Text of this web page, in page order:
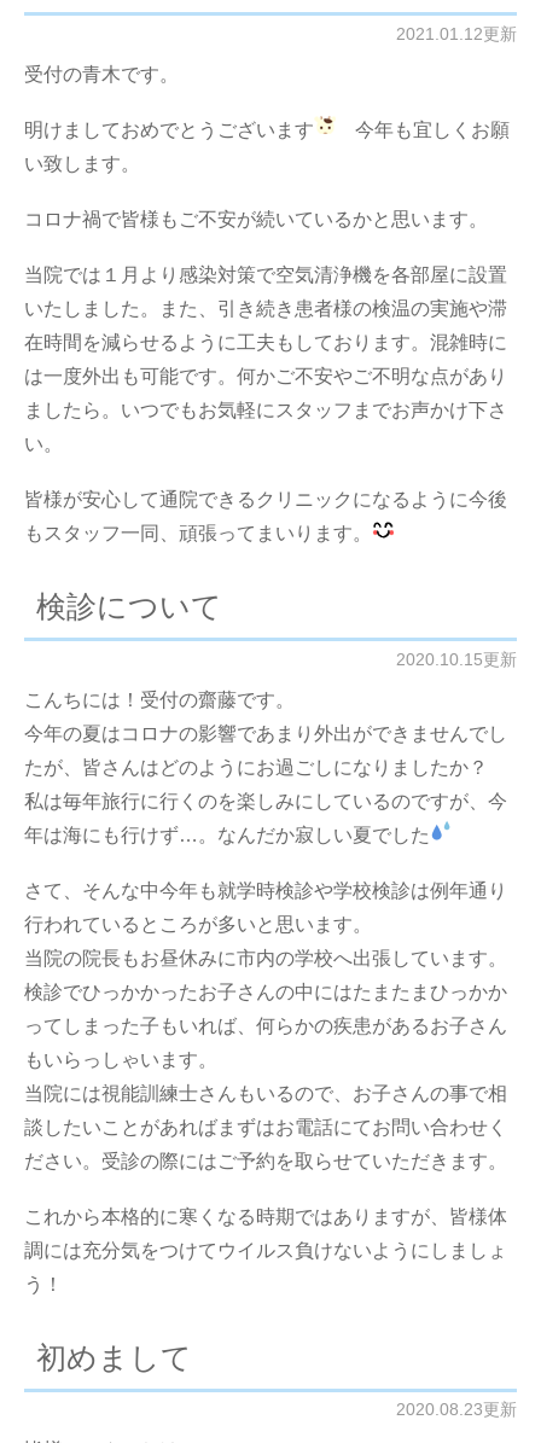
2021.01.12更新
受付の青木です。
明けましておめでとうございます
今年も宜しくお願
い致します。
コロナ禍で皆様もご不安が続いているかと思います。
当院では１月より感染対策で空気清浄機を各部屋に設置
いたしました。また、引き続き患者様の検温の実施や滞
在時間を減らせるように工夫もしております。混雑時に
は一度外出も可能です。何かご不安やご不明な点があり
ましたら。いつでもお気軽にスタッフまでお声かけ下さ
い。
皆様が安心して通院できるクリニックになるように今後
もスタッフ一同、頑張ってまいります。
検診について
2020.10.15更新
こんちには！受付の齋藤です。
今年の夏はコロナの影響であまり外出ができませんでし
たが、皆さんはどのようにお過ごしになりましたか？
私は毎年旅行に行くのを楽しみにしているのですが、今
年は海にも行けず…。なんだか寂しい夏でした
さて、そんな中今年も就学時検診や学校検診は例年通り
行われているところが多いと思います。
当院の院長もお昼休みに市内の学校へ出張しています。
検診でひっかかったお子さんの中にはたまたまひっかか
ってしまった子もいれば、何らかの疾患があるお子さん
もいらっしゃいます。
当院には視能訓練士さんもいるので、お子さんの事で相
談したいことがあればまずはお電話にてお問い合わせく
ださい。受診の際にはご予約を取らせていただきます。
これから本格的に寒くなる時期ではありますが、皆様体
調には充分気をつけてウイルス負けないようにしましょ
う！
初めまして
2020.08.23更新